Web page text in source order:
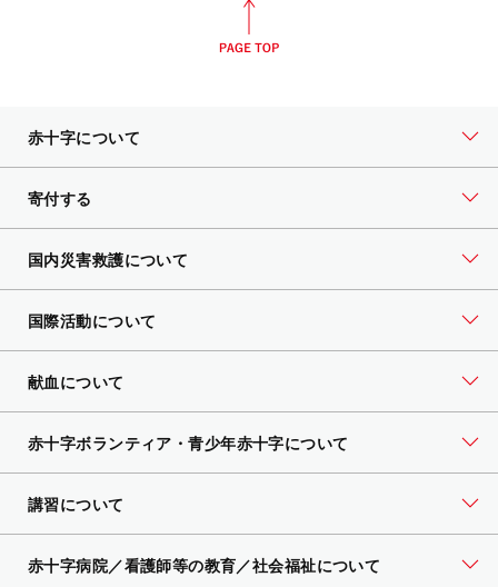
赤十字について
寄付する
国内災害救護について
国際活動について
献血について
赤十字ボランティア・青少年赤十字について
講習について
赤十字病院／看護師等の教育／社会福祉について